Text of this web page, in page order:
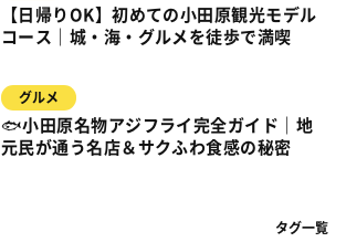
【日帰りOK】初めての小田原観光モデル
コース｜城・海・グルメを徒歩で満喫
グルメ
🐟小田原名物アジフライ完全ガイド｜地
元民が通う名店＆サクふわ食感の秘密
タグ一覧